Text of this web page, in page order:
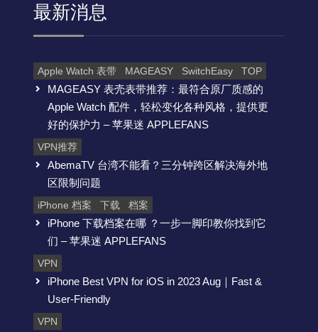
最新消息
Apple Watch 表带 MAGEASY SwitchEasy TOP
MAGEASY 表壳表带推荐：最符合原厂质感的
Apple Watch 配件，轻松变化各种风格，提供更
好的保护力 – 苹果迷 APPLEFANS
VPN推荐
AbemaTV 台湾不能看？三分钟跨区解决海外地
区限制问题
iPhone 档案 下载 档案
iPhone 下载档案在哪 ？一步一脚印教你找到它
们 – 苹果迷 APPLEFANS
VPN
iPhone Best VPN for iOS in 2023 Aug｜Fast &
User-Friendly
VPN